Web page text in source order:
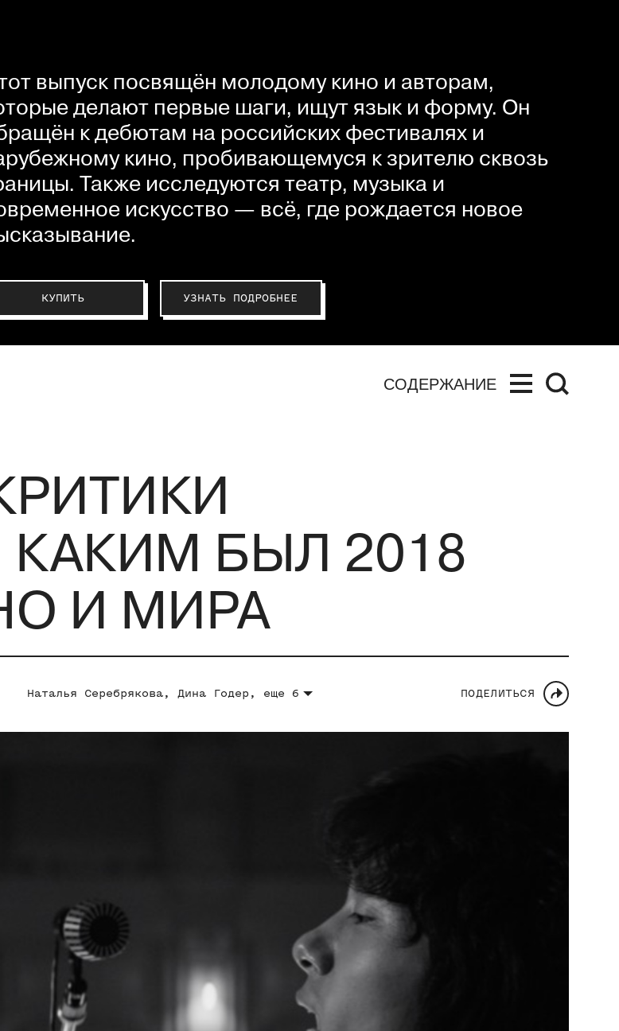
выпуск посвящён молодому кино и авторам,
делают первые шаги, ищут язык и форму. Он
к дебютам на российских фестивалях и
кино, пробивающемуся к зрителю сквозь
Также исследуются театр, музыка и
искусство — всё, где рождается новое
КУПИТЬ УЗНАТЬ ПОДРОБНЕЕ
СОДЕРЖАНИЕ
БЫЛ 2018
И МИРА
Наталья Серебрякова , Дина Годер , еще 6 ПОДЕЛИТЬСЯ